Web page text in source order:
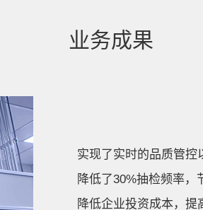
业务成果
实现了实时的品质管控
降低了30%抽检频率，
降低企业投资成本，提